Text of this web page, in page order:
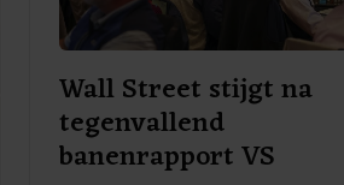
Wall Street stijgt na
tegenvallend
banenrapport VS